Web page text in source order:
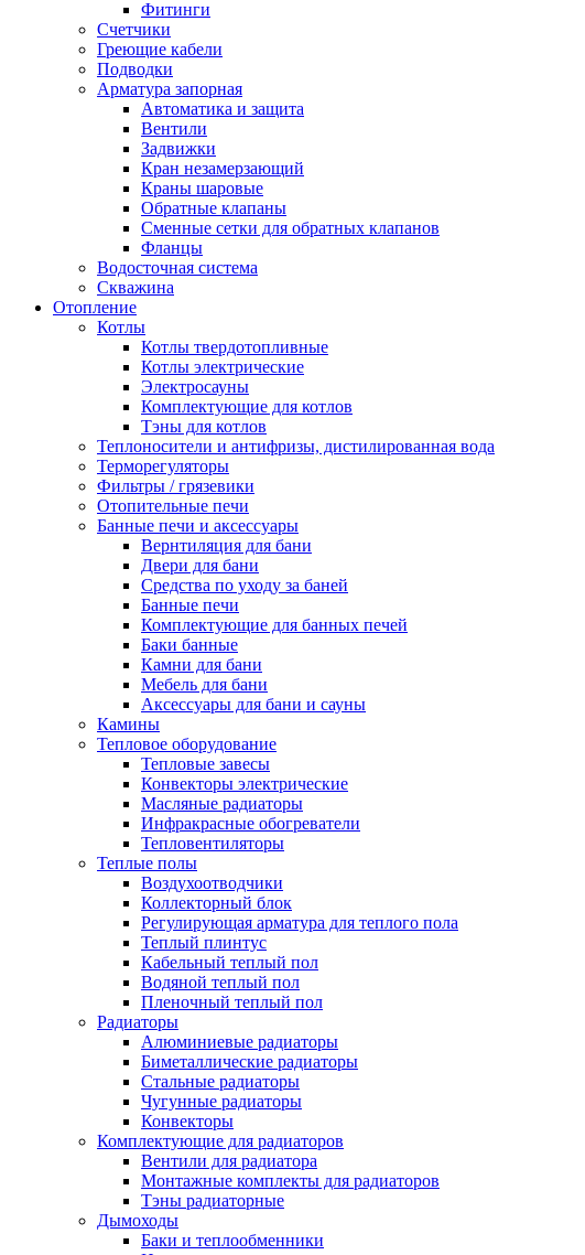
Фитинги
Счетчики
Греющие кабели
Подводки
Арматура запорная
Автоматика и защита
Вентили
Задвижки
Кран незамерзающий
Краны шаровые
Обратные клапаны
Сменные сетки для обратных клапанов
Фланцы
Водосточная система
Скважина
Отопление
Котлы
Котлы твердотопливные
Котлы электрические
Электросауны
Комплектующие для котлов
Тэны для котлов
Теплоносители и антифризы, дистилированная вода
Терморегуляторы
Фильтры / грязевики
Отопительные печи
Банные печи и аксессуары
Вернтиляция для бани
Двери для бани
Средства по уходу за баней
Банные печи
Комплектующие для банных печей
Баки банные
Камни для бани
Мебель для бани
Аксессуары для бани и сауны
Камины
Тепловое оборудование
Тепловые завесы
Конвекторы электрические
Масляные радиаторы
Инфракрасные обогреватели
Тепловентиляторы
Теплые полы
Воздухоотводчики
Коллекторный блок
Регулирующая арматура для теплого пола
Теплый плинтус
Кабельный теплый пол
Водяной теплый пол
Пленочный теплый пол
Радиаторы
Алюминиевые радиаторы
Биметаллические радиаторы
Стальные радиаторы
Чугунные радиаторы
Конвекторы
Комплектующие для радиаторов
Вентили для радиатора
Монтажные комплекты для радиаторов
Тэны радиаторные
Дымоходы
Баки и теплообменники